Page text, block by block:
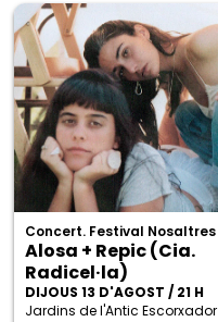
Concert. Festival Nosaltres
Alosa + Repic (Cia.
Radicel·la)
DIJOUS 13 D'AGOST / 21 H
Jardins de l'Antic Escorxador